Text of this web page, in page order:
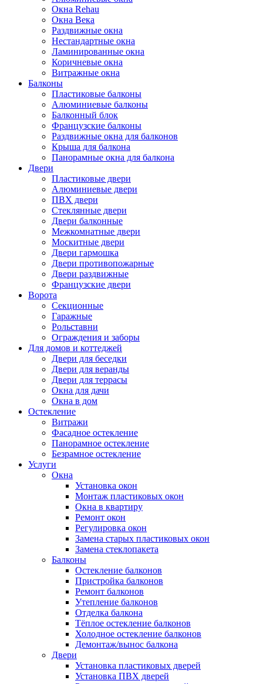
Окна Rehau
Окна Века
Раздвижные окна
Нестандартные окна
Ламинированные окна
Коричневые окна
Витражные окна
Балконы
Пластиковые балконы
Алюминиевые балконы
Балконный блок
Французские балконы
Раздвижные окна для балконов
Крыша для балкона
Панорамные окна для балкона
Двери
Пластиковые двери
Алюминиевые двери
ПВХ двери
Стеклянные двери
Двери балконные
Межкомнатные двери
Москитные двери
Двери гармошка
Двери противопожарные
Двери раздвижные
Французские двери
Ворота
Секционные
Гаражные
Рольставни
Ограждения и заборы
Для домов и коттеджей
Двери для беседки
Двери для веранды
Двери для террасы
Окна для дачи
Окна в дом
Остекление
Витражи
Фасадное остекление
Панорамное остекление
Безрамное остекление
Услуги
Окна
Установка окон
Монтаж пластиковых окон
Окна в квартиру
Ремонт окон
Регулировка окон
Замена старых пластиковых окон
Замена стеклопакета
Балконы
Остекление балконов
Пристройка балконов
Ремонт балконов
Утепление балконов
Отделка балкона
Тёплое остекление балконов
Холодное остекление балконов
Демонтаж/вынос балкона
Двери
Установка пластиковых дверей
Установка ПВХ дверей